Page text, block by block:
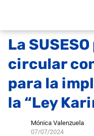
La
circular
para la
la “Ley
Mónica Valenzuela
07/07/2024